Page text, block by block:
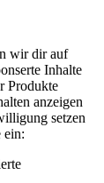
wir dir auf
Inhalte
Produkte
anzeigen
setzen
ein: